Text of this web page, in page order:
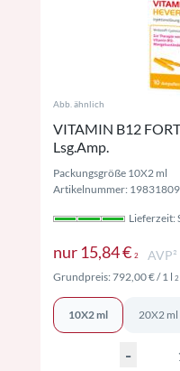
Abb. ähnlich
VITAMIN B12
Lsg.Amp.
Packungsgröße 10X2 ml
Artikelnummer: 19831809
Lieferzeit:
nur 15,84 € 2
Grundpreis:792,00 €/ 1 l 2
10X2 ml 20X2 ml
-